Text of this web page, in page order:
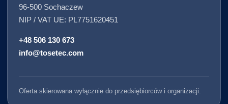
96-500 Sochaczew
NIP / VAT UE: PL7751620451
+48 506 130 673
info@tosetec.com
Oferta skierowana wyłącznie do przedsiębiorców i organizacji.